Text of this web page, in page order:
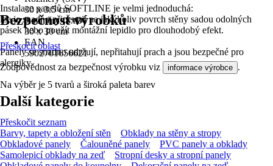
30 x 3.5 cm
Rozměry (ŠxD)
30 x 30 cm
EAN
5902701656621
Instalace panelů SOFTLINE je velmi jednoduchá:
lze je snadno připevnit na jakýkoliv povrch stěny sadou odolných
pásek nebo použít montážní lepidlo pro dlouhodobý efekt.
Panely se snadno udržují, nepřitahují prach a jsou bezpečné pro
alergiky.
Na výběr je 5 tvarů a široká paleta barev
Bezpečnost výrobků
Přeskočit oblast
Zodpovědnost za bezpečnost výrobku viz informace výrobce .
Další kategorie
Přeskočit seznam
Barvy, tapety a obložení stěn
Obklady na stěny a stropy
Obkladové panely
Čalouněné panely
PVC panely a obklady
Samolepicí obklady na zeď
Stropní desky a stropní panely